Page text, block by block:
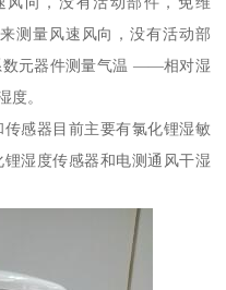
测量风速风向，没有活动部
数元器件测量气温 ——相对湿
度。
感器目前主要有氯化锂湿敏
湿度传感器和电测通风干湿